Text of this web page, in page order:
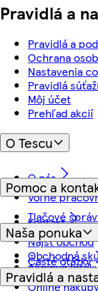
Pravidlá a
Pravidlá a
Ochrana
Nastavenia
Pravidlá
Môj účet
Prehľad akcií
O Tescu
O nás
Voľné
Tlačové
Náš prístup
Obchodná
Pomoc a
Kontakt
Nájsť obchod
Časté otázky
Vrátenie
Naša ponuka
Akciové
Online nákupy
Pravidlá a